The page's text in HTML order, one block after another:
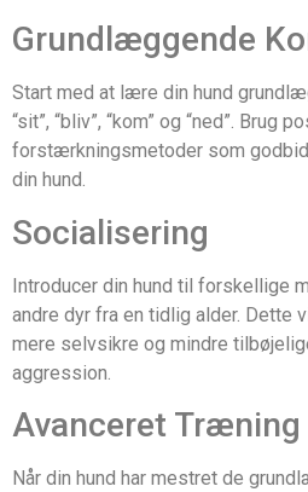
Grundlæggende
Start med at lære din hund
“sit”, “bliv”, “kom” og “ned”. Brug
forstærkningsmetoder som
din hund.
Socialisering
Introducer din hund til forskellige
andre dyr fra en tidlig alder. Dette
mere selvsikre og mindre
aggression.
Avanceret Træning
Når din hund har mestret de